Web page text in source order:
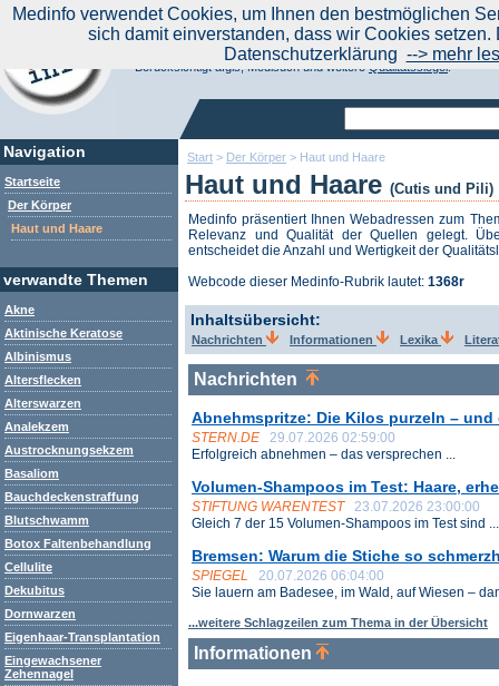
Start > Der Körper > Haut und Haare
Haut und Haare (Cutis und Pili)
Medinfo präsentiert Ihnen Webadressen zum
Relevanz und Qualität der Quellen gelegt.
entscheidet die Anzahl und Wertigkeit der
Webcode dieser Medinfo-Rubrik lautet: 1368r
Inhaltsübersicht:
Nachrichten Informationen Lexika
Nachrichten
Abnehmspritze: Die Kilos purzeln –
STERN.DE
29.07.2026 02:59:00
Erfolgreich abnehmen – das versprechen ...
Volumen-Shampoos im Test: Haare,
STIFTUNG WARENTEST
23.07.2026 23:00:00
Gleich 7 der 15 Volumen-Shampoos im Test sind ...
Bremsen: Warum die Stiche so
SPIEGEL
20.07.2026 06:04:00
Sie lauern am Badesee, im Wald, auf Wiesen –
...weitere Schlagzeilen zum Thema in der Übersicht
Informationen
Navigation
Startseite
Der Körper
Haut und Haare
verwandte Themen
Akne
Aktinische Keratose
Albinismus
Altersflecken
Alterswarzen
Analekzem
Austrocknungsekzem
Basaliom
Bauchdeckenstraffung
Blutschwamm
Botox Faltenbehandlung
Cellulite
Dekubitus
Dornwarzen
Eigenhaar-Transplantation
Eingewachsener
Zehennagel
Aktuelle Nachrichten|
Suchen Sie noch oder Finden Sie schon?
Medinfo.de - Meta-Portal für Gesundheitsthemen
Berücksichtigt afgis, Medisuch und weitereQualitätssiegel.
Medinfo verwendet Cookies, um Ihnen den bestmöglichen
sich damit einverstanden, dass wir Cookies
Datenschutzerklärung --> mehr